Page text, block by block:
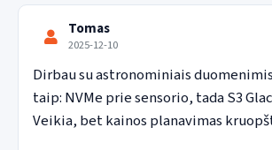
Tomas
2025-12-10
Dirbau su astronominiais
taip: NVMe prie sensorio, tada S3
Veikia, bet kainos planavimas